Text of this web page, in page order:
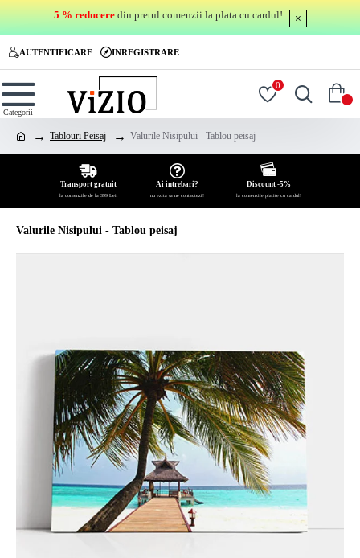
5 % reducere din pretul comenzii la plata cu cardul!
AUTENTIFICARE INREGISTRARE
0
Tablouri Peisaj Valurile Nisipului - Tablou peisaj
Transport gratuit
la comenzile de la 399 Lei.
Ai intrebari?
nu ezita sa ne contactezi!
Discount -5%
la comenzile platite cu cardul!
Valurile Nisipului - Tablou peisaj